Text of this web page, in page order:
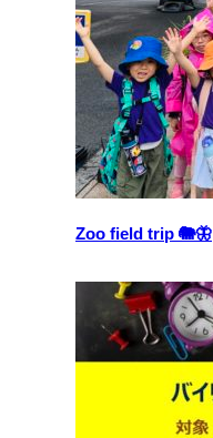
Zoo field trip 🐘🦋